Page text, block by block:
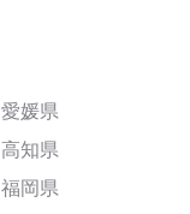
愛媛県
高知県
福岡県